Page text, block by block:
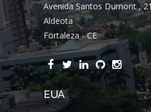
Avenida Santos Dumont ,
Aldeota
Fortaleza - CE
EUA